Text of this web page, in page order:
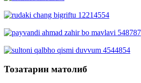
Тозатарин матолиб